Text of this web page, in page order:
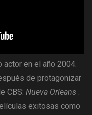
actor en el año 2004.
de protagonizar
CBS: Nueva Orleans .
exitosas como